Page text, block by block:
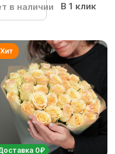
в наличии В 1 клик
0₽